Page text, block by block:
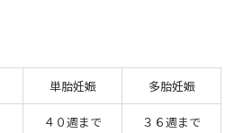
単胎妊娠 多胎妊娠
４０週まで ３６週まで